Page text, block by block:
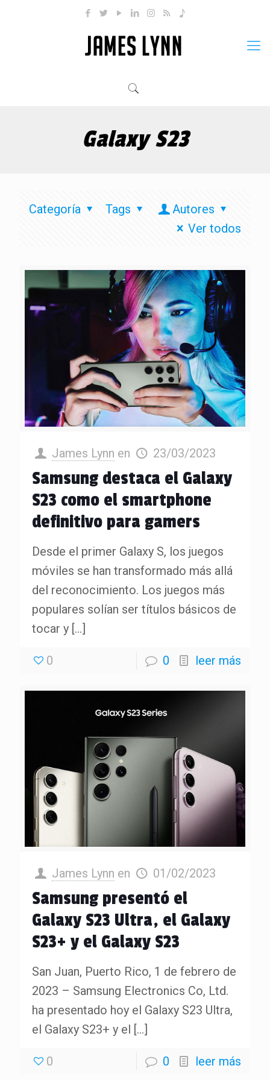
Galaxy S23
Categoría Tags
Autores
Ver todos
James Lynn en 23/03/2023
Samsung destaca el Galaxy
S23 como el smartphone
definitivo para gamers
Desde el primer Galaxy S, los juegos
móviles se han transformado más allá
del reconocimiento. Los juegos más
populares solían ser títulos básicos de
tocar y […]
0 0 leer más
James Lynn en 01/02/2023
Samsung presentó el
Galaxy S23 Ultra, el Galaxy
S23+ y el Galaxy S23
San Juan, Puerto Rico, 1 de febrero de
2023 – Samsung Electronics Co, Ltd.
ha presentado hoy el Galaxy S23 Ultra,
el Galaxy S23+ y el […]
0 0 leer más